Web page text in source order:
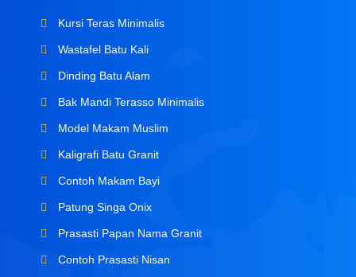
Kursi Teras Minimalis
Wastafel Batu Kali
Dinding Batu Alam
Bak Mandi Terasso Minimalis
Model Makam Muslim
Kaligrafi Batu Granit
Contoh Makam Bayi
Patung Singa Onix
Prasasti Papan Nama Granit
Contoh Prasasti Nisan